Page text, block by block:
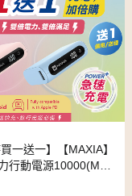
買一送一】【MAXIA】
行動電源10000(MPB